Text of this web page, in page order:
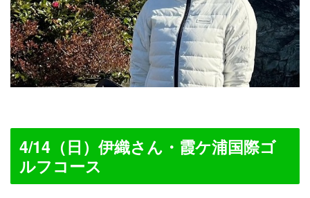
4/14（日）伊織さん・霞ケ浦国際ゴ
ルフコース